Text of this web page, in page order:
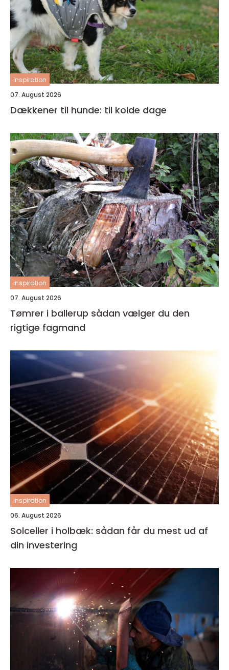
inspiration
07. August 2026
Dækkener til hunde: til kolde dage
inspiration
07. August 2026
Tømrer i ballerup sådan vælger du den
rigtige fagmand
inspiration
06. August 2026
Solceller i holbæk: sådan får du mest ud af
din investering